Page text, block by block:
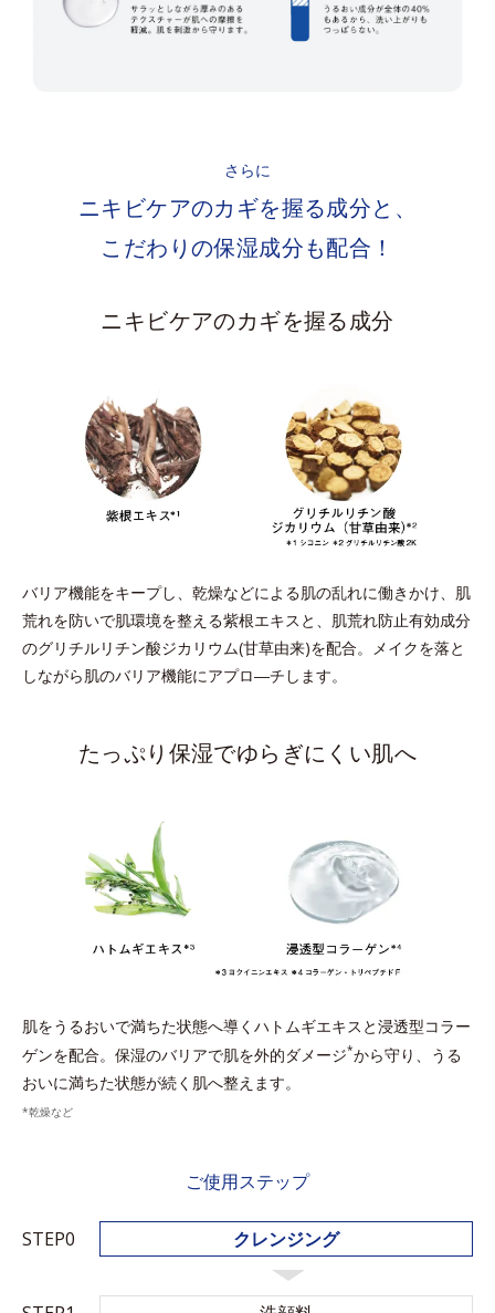
さらに
ニキビケアのカギを握る成分と、
こだわりの保湿成分も配合！
ニキビケアのカギを握る成分
バリア機能をキープし、乾燥などによる肌の乱れに働きかけ、肌
荒れを防いで肌環境を整える紫根エキスと、肌荒れ防止有効成分
のグリチルリチン酸ジカリウム(甘草由来)を配合。メイクを落と
しながら肌のバリア機能にアプロ―チします。
たっぷり保湿でゆらぎにくい肌へ
肌をうるおいで満ちた状態へ導くハトムギエキスと浸透型コラー
ゲンを配合。保湿のバリアで肌を外的ダメージ*から守り、うる
おいに満ちた状態が続く肌へ整えます。
*乾燥など
ご使用ステップ
STEP0 クレンジング